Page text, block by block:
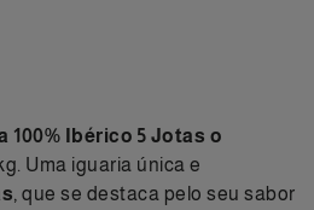
100% Ibérico 5 Jotas o
Uma iguaria única e
, que se destaca pelo seu sabor